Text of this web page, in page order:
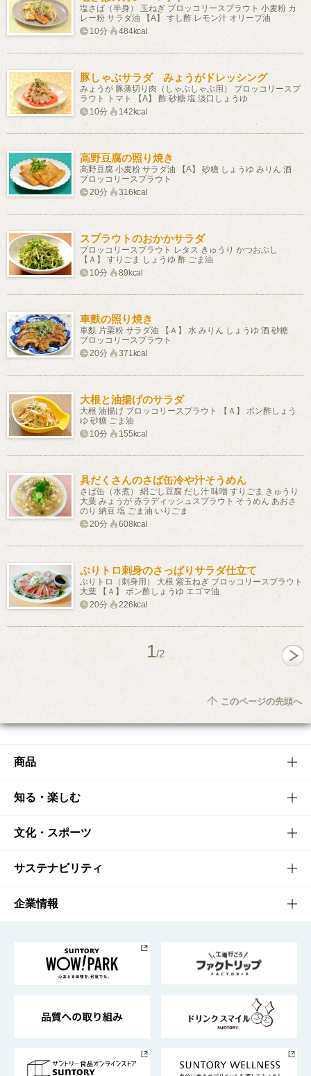
塩さば（半身） 玉ねぎ ブロッコリースプラウト 小麦粉 カ
レー粉 サラダ油 【A】 すし酢 レモン汁 オリーブ油
10分
484kcal
豚しゃぶサラダ みょうがドレッシング
みょうが 豚薄切り肉（しゃぶしゃぶ用） ブロッコリースプ
ラウト トマト 【A】 酢 砂糖 塩 淡口しょうゆ
10分
142kcal
高野豆腐の照り焼き
高野豆腐 小麦粉 サラダ油 【A】 砂糖 しょうゆ みりん 酒
ブロッコリースプラウト
20分
316kcal
スプラウトのおかかサラダ
ブロッコリースプラウト レタス きゅうり かつおぶし
【Ａ】 すりごま しょうゆ 酢 ごま油
10分
89kcal
車麩の照り焼き
車麩 片栗粉 サラダ油 【Ａ】 水 みりん しょうゆ 酒 砂糖
ブロッコリースプラウト
20分
371kcal
大根と油揚げのサラダ
大根 油揚げ ブロッコリースプラウト 【Ａ】 ポン酢しょう
ゆ 砂糖 ごま油
10分
155kcal
具だくさんのさば缶冷や汁そうめん
さば缶（水煮） 絹ごし豆腐 だし汁 味噌 すりごま きゅうり
大葉 みょうが 赤ラディッシュスプラウト そうめん あおさ
のり 納豆 塩 ごま油 いりごま
20分
608kcal
ぶりトロ刺身のさっぱりサラダ仕立て
ぶりトロ（刺身用） 大根 紫玉ねぎ ブロッコリースプラウト
大葉 【Ａ】 ポン酢しょうゆ エゴマ油
20分
226kcal
1/2
このページの先頭へ
商品
商品TOP
商品一覧
商品発売情報
栄養成分一覧
知る・楽しむ
知る・楽しむTOP
キャンペーン
工場見学
地域情報
文化・スポーツ
文化・スポーツTOP
サントリーホール
サントリーサンバーズ大阪
サステナビリティ
サステナビリティTOP
サントリーが考えるサステナビリティ経営
企業情報
企業概要